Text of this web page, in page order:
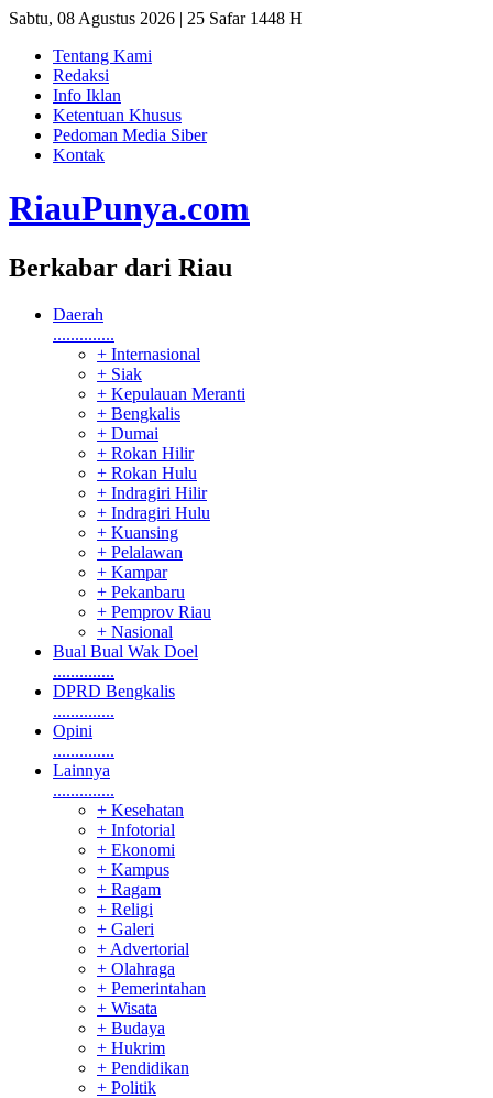
Sabtu, 08 Agustus 2026 | 25 Safar 1448 H
Tentang Kami
Redaksi
Info Iklan
Ketentuan Khusus
Pedoman Media Siber
Kontak
RiauPunya.com
Berkabar dari Riau
Daerah
..............
+ Internasional
+ Siak
+ Kepulauan Meranti
+ Bengkalis
+ Dumai
+ Rokan Hilir
+ Rokan Hulu
+ Indragiri Hilir
+ Indragiri Hulu
+ Kuansing
+ Pelalawan
+ Kampar
+ Pekanbaru
+ Pemprov Riau
+ Nasional
Bual Bual Wak Doel
..............
DPRD Bengkalis
..............
Opini
..............
Lainnya
..............
+ Kesehatan
+ Infotorial
+ Ekonomi
+ Kampus
+ Ragam
+ Religi
+ Galeri
+ Advertorial
+ Olahraga
+ Pemerintahan
+ Wisata
+ Budaya
+ Hukrim
+ Pendidikan
+ Politik